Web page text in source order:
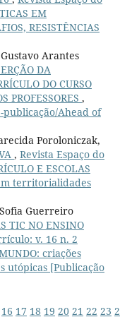
EM
RESISTÊNCIAS
Arantes
DA
DO CURSO
PROFESSORES ,
publicação/Ahead of
Poroloniczak,
, Revista Espaço do
E ESCOLAS
territorialidades
Guerreiro
TIC NO ENSINO
v. 16 n. 2
criações
utópicas [Publicação
16 17 18 19 20 21 22 23